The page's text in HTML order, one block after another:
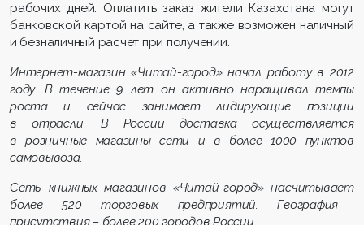
рабочих дней. Оплатить заказ жители Казахстана могут
банковской картой на сайте, а также возможен наличный
и безналичный расчет при получении.
Интернет-магазин «Читай-город» начал работу в 2012
году. В течение 9 лет он активно наращивал темпы
роста и сейчас занимает лидирующие позиции
в отрасли. В России доставка осуществляется
в розничные магазины сети и в более 1000 пунктов
самовывоза.
Сеть книжных магазинов «Читай-город» насчитывает
более
520торговых предприятий. География